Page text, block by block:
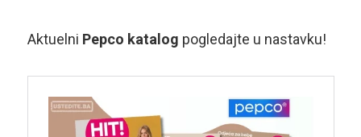
Aktuelni Pepco katalog pogledajte u nastavku!